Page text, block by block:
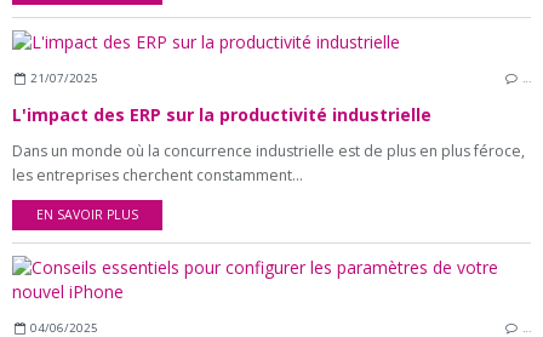
21/07/2025 …
L'impact des ERP sur la productivité industrielle
Dans un monde où la concurrence industrielle est de plus en plus féroce,
les entreprises cherchent constamment...
EN SAVOIR PLUS
04/06/2025